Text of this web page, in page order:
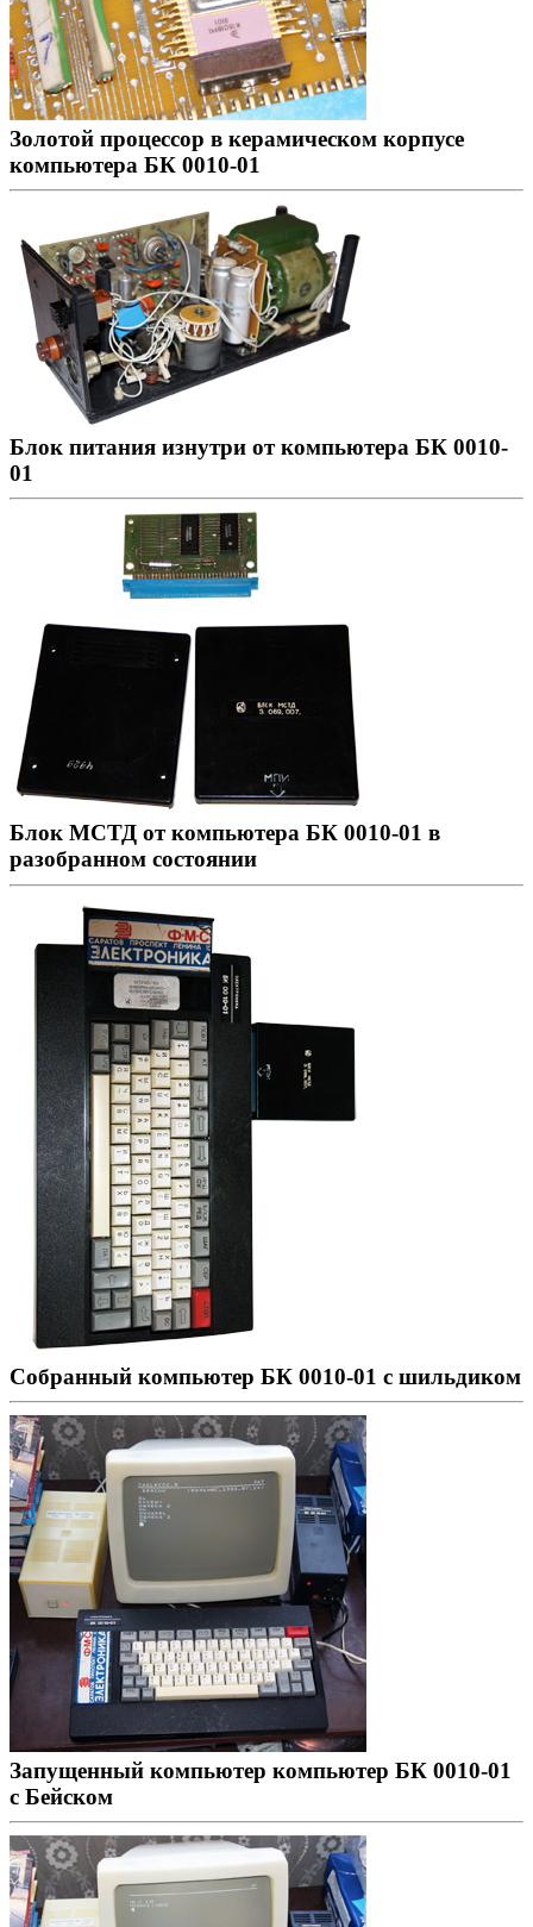
Золотой процессор в керамическом корпусе
компьютера БК 0010-01
Блок питания изнутри от компьютера БК 0010-
01
Блок МСТД от компьютера БК 0010-01 в
разобранном состоянии
Собранный компьютер БК 0010-01 с шильдиком
Запущенный компьютер компьютер БК 0010-01
с Бейском